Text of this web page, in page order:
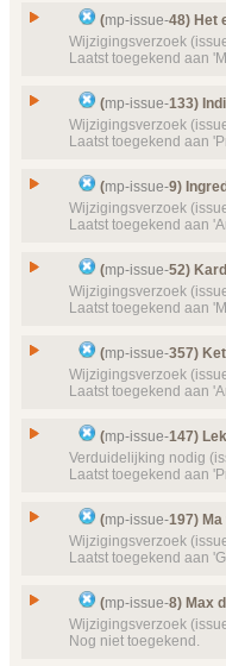
Details
Prioriteit
Object(en)
Details
Issue
Prioriteit
Object(en)
Details
(mp-issue-48) Het
Wijzigingsverzoek
Laatst toegekend aan
Issue
Prioriteit
Object(en)
Details
(mp-issue-133)
Wijzigingsverzoek
Laatst toegekend aan
Issue
Prioriteit
Object(en)
Details
(mp-issue-9)
Wijzigingsverzoek
Laatst toegekend aan
Issue
Prioriteit
Object(en)
Details
(mp-issue-52)
Wijzigingsverzoek
Laatst toegekend aan
Issue
Prioriteit
Object(en)
Details
(mp-issue-357)
Wijzigingsverzoek
Laatst toegekend aan
Issue
Prioriteit
Details
(mp-issue-147)
Verduidelijking nodig
Laatst toegekend aan
Issue
Prioriteit
Object(en)
(mp-issue-197)
Wijzigingsverzoek
Laatst toegekend aan
Issue (mp-issue-8) Max
Wijzigingsverzoek
Nog niet toegekend.